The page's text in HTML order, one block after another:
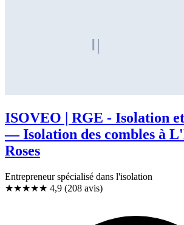
ISOVEO | RGE - Isolation
— Isolation des combles à
Roses
Entrepreneur spécialisé dans l'isolation
★★★★★ 4,9 (208 avis)